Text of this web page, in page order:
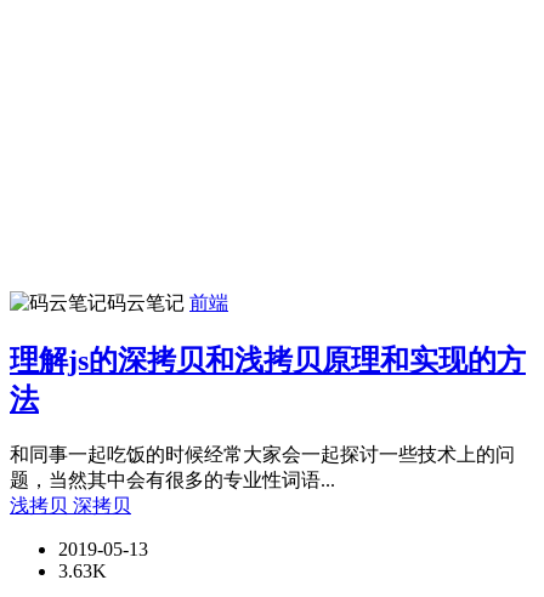
码云笔记 前端
理解js的深拷贝和浅拷贝原理和实现的方
法
和同事一起吃饭的时候经常大家会一起探讨一些技术上的问
题，当然其中会有很多的专业性词语...
浅拷贝 深拷贝
2019-05-13
3.63K